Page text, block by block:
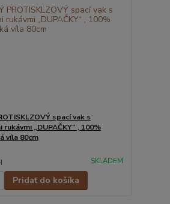
spací vak s
„DUPAČKY“ , 100%
víla 80cm
SKLADEM
Pridať do košíka